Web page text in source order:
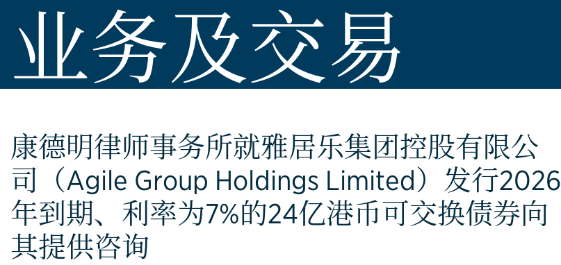
业务及交易
康德明律师事务所就雅居乐集团控股有限公
司（Agile Group Holdings Limited）发行2026
年到期、利率为7%的24亿港币可交换债券向
其提供咨询